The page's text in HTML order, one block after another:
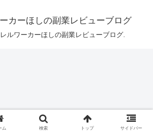
カーほしの副業レビューブログ
ルワーカーほしの副業レビューブログ.
ム 検索 トップ サイドバー